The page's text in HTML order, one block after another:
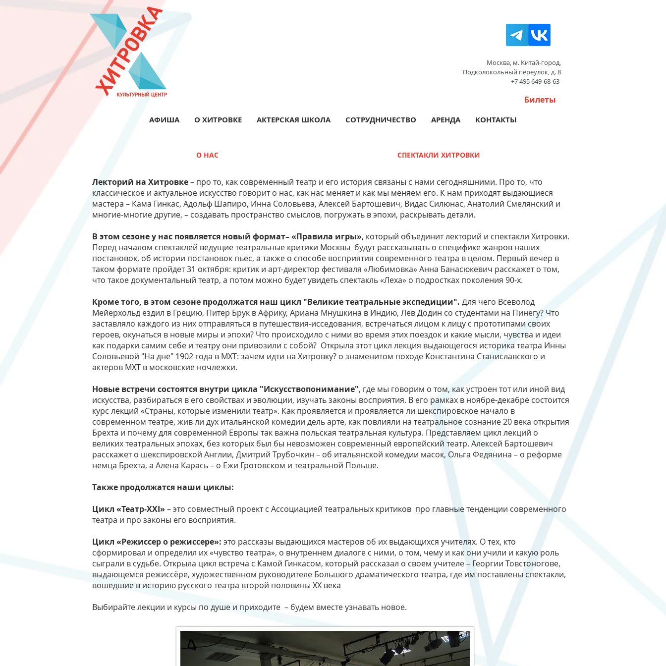
Москва, м. Китай-город,
Подколокольный переулок, д. 8
+7 495 649-68-63
Билеты
АФИША О ХИТРОВКЕ АКТЕРСКАЯ ШКОЛА СОТРУДНИЧЕСТВО АРЕНДА КОНТАКТЫ
О НАС СПЕКТАКЛИ ХИТРОВКИ
Лекторий на Хитровке– про то, как современный театр и его история связаны с нами сегодняшними. Про то, что
классическое и актуальное искусство говорит о нас, как нас меняет и как мы меняем его. К нам приходят выдающиеся
мастера – Кама Гинкас, Адольф Шапиро, Инна Соловьева, Алексей Бартошевич, Видас Силюнас, Анатолий Смелянский и
многие-многие другие, – создавать пространство смыслов, погружать в эпохи, раскрывать детали.
В этом сезоне у нас появляется новый формат– «Правила игры», который объединит лекторий и спектакли Хитровки.
Перед началом спектаклей ведущие театральные критики Москвы будут рассказывать о специфике жанров наших
постановок, об истории постановок пьес, а также о способе восприятия современного театра в целом. Первый вечер в
таком формате пройдет 31 октября: критик и арт-директор фестиваля «Любимовка» Анна Банасюкевич расскажет о том,
что такое документальный театр, а потом можно будет увидеть спектакль «Леха» о подростках поколения 90-х.
Кроме того, в этом сезоне продолжатся наш цикл "Великие театральные экспедиции". Для чего Всеволод
Мейерхольд ездил в Грецию, Питер Брук в Африку, Ариана Мнушкина в Индию, Лев Додин со студентами на Пинегу? Что
заставляло каждого из них отправляться в путешествия-исседования, встречаться лицом к лицу с прототипами своих
героев, окунаться в новые миры и эпохи? Что происходило с ними во время этих поездок и какие мысли, чувства и идеи
как подарки самим себе и театру они привозили с собой? Открыла этот цикл лекция выдающегося историка театра Инны
Соловьевой "На дне" 1902 года в МХТ: зачем идти на Хитровку? о знаменитом походе Константина Станиславского и
актеров МХТ в московские ночлежки.
Новые встречи состоятся внутри цикла "Искусствопонимание", где мы говорим о том, как устроен тот или иной вид
искусства, разбираться в его свойствах и эволюции, изучать законы восприятия. В его рамках в ноябре-декабре состоится
курс лекций «Страны, которые изменили театр». Как проявляется и проявляется ли шекспировское начало в
современном театре, жив ли дух итальянской комедии дель арте, как повлияли на театральное сознание 20 века открытия
Брехта и почему для современной Европы так важна польская театральная культура. Представляем цикл лекций о
великих театральных эпохах, без которых был бы невозможен современный европейский театр. Алексей Бартошевич
расскажет о шекспировской Англии, Дмитрий Трубочкин – об итальянской комедии масок, Ольга Федянина – о реформе
немца Брехта, а Алена Карась – о Ежи Гротовском и театральной Польше.
Также продолжатся наши циклы:
Цикл «Театр-XXI» – это совместный проект с Ассоциацией театральных критиков про главные тенденции современного
театра и про законы его восприятия.
Цикл «Режиссер о режиссере»: это рассказы выдающихся мастеров об их выдающихся учителях. О тех, кто
сформировал и определил их «чувство театра», о внутреннем диалоге с ними, о том, чему и как они учили и какую роль
сыграли в судьбе. Открыла цикл встреча с Камой Гинкасом, который рассказал о своем учителе – Георгии Товстоногове,
выдающемся режиссёре, художественном руководителе Большого драматического театра, где им поставлены спектакли,
вошедшие в историю русского театра второй половины XX века
Выбирайте лекции и курсы по душе и приходите – будем вместе узнавать новое.